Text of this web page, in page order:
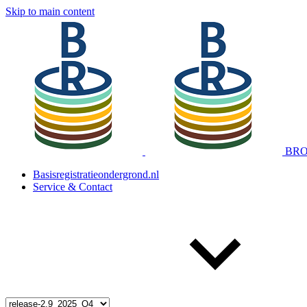
Skip to main content
Basisregistratieondergrond.nl
Service & Contact